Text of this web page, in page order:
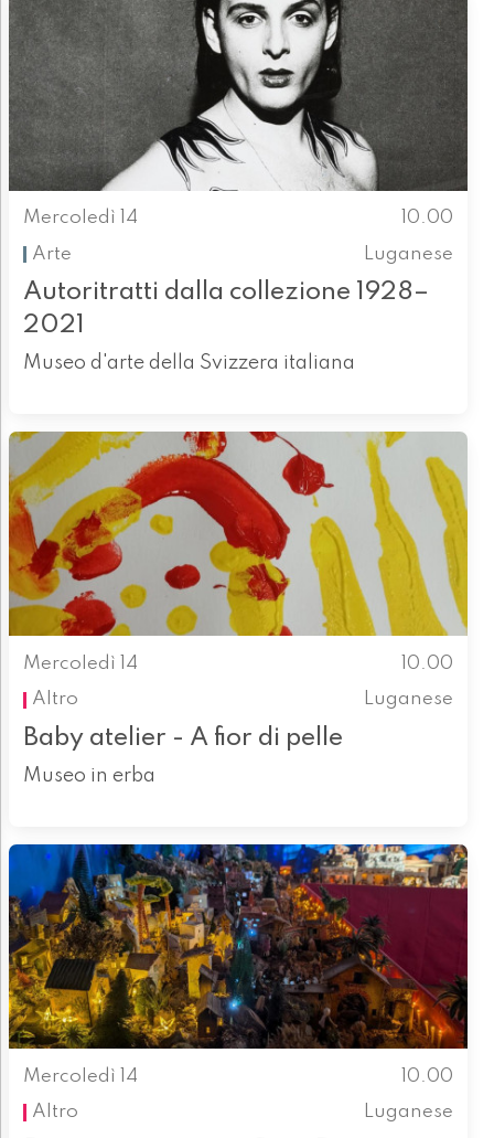
Mercoledì 14
10.00
Arte
Luganese
Autoritratti dalla collezione 1928–
2021
Museo d'arte della Svizzera italiana
Mercoledì 14
10.00
Altro
Luganese
Baby atelier - A fior di pelle
Museo in erba
Mercoledì 14
10.00
Altro
Luganese